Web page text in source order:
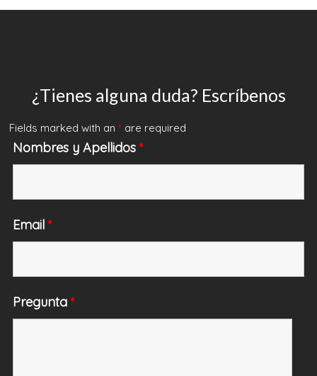
¿Tienes alguna duda? Escríbenos
Fields marked with an* are required
Nombres y Apellidos*
Email*
Pregunta*